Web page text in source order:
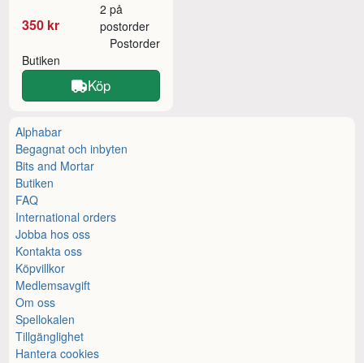
350 kr
2 på
postorder
Butiken
Postorder
Köp
Alphabar
Begagnat och inbyten
Bits and Mortar
Butiken
FAQ
International orders
Jobba hos oss
Kontakta oss
Köpvillkor
Medlemsavgift
Om oss
Spellokalen
Tillgänglighet
Hantera cookies